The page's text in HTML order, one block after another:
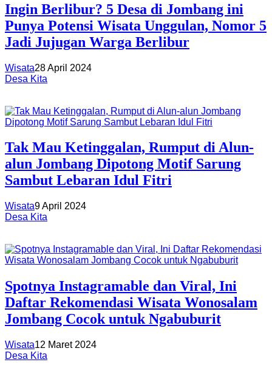
Ingin Berlibur? 5 Desa di Jombang ini
Punya Potensi Wisata Unggulan, Nomor 5
Jadi Jujugan Warga Berlibur
Wisata28 April 2024
Desa Kita
Tak Mau Ketinggalan, Rumput di Alun-
alun Jombang Dipotong Motif Sarung
Sambut Lebaran Idul Fitri
Wisata9 April 2024
Desa Kita
Spotnya Instagramable dan Viral, Ini
Daftar Rekomendasi Wisata Wonosalam
Jombang Cocok untuk Ngabuburit
Wisata12 Maret 2024
Desa Kita